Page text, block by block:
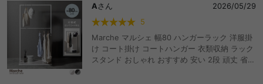
Aさん
2026/05/29
5
Marche マルシェ 幅80 ハンガーラック 洋服掛
け コート掛け コートハンガー 衣類収納 ラック
スタンド おしゃれ おすすめ 安い 2段 頑丈 省ス